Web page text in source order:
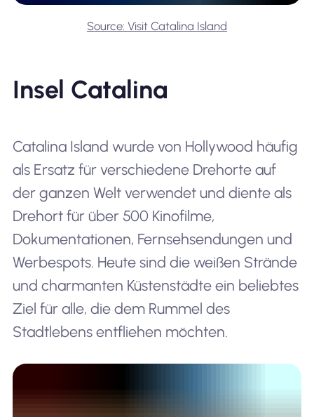
Source: Visit Catalina Island
Insel Catalina
Catalina Island wurde von Hollywood häufig
als Ersatz für verschiedene Drehorte auf
der ganzen Welt verwendet und diente als
Drehort für über 500 Kinofilme,
Dokumentationen, Fernsehsendungen und
Werbespots. Heute sind die weißen Strände
und charmanten Küstenstädte ein beliebtes
Ziel für alle, die dem Rummel des
Stadtlebens entfliehen möchten.